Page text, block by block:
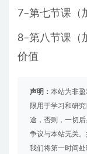
7–第七节课（
8–第八节课（
价值
声明： 本站为非
限用于学习和研
途，否则，一切
争议与本站无关
我们将第一时间